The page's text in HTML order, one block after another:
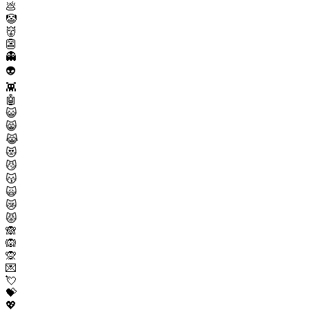
💩
🤡
👹
👺
👻
👽
👾
🤖
😺
😸
😹
😻
😼
😽
🙀
😿
😾
🙈
🙉
🙊
💌
💘
💝
💖